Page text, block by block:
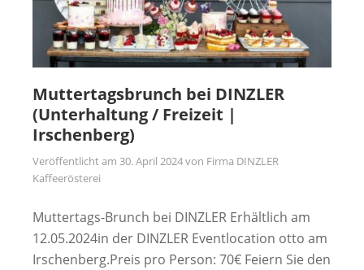
Muttertagsbrunch bei DINZLER
(Unterhaltung / Freizeit |
Irschenberg)
Veröffentlicht am 30. April 2024von Firma DINZLER
Kaffeerösterei
Muttertags-Brunch bei DINZLER Erhältlich am
12.05.2024in der DINZLER Eventlocation otto am
Irschenberg.Preis pro Person: 70€ Feiern Sie den